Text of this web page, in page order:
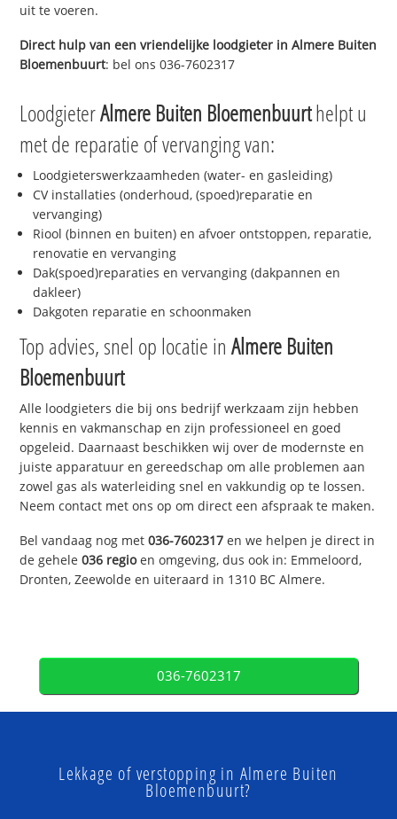
uit te voeren.
Direct hulp van een vriendelijke loodgieter inAlmere Buiten
Bloemenbuurt: bel ons 036-7602317
LoodgieterAlmere Buiten Bloemenbuurthelpt u
met de reparatie of vervanging van:
Loodgieterswerkzaamheden (water- en gasleiding)
CV installaties (onderhoud, (spoed)reparatie en
vervanging)
Riool (binnen en buiten) en afvoer ontstoppen, reparatie,
renovatie en vervanging
Dak(spoed)reparaties en vervanging (dakpannen en
dakleer)
Dakgoten reparatie en schoonmaken
Top advies, snel op locatie inAlmere Buiten
Bloemenbuurt
Alle loodgieters die bij ons bedrijf werkzaam zijn hebben
kennis en vakmanschap en zijn professioneel en goed
opgeleid. Daarnaast beschikken wij over de modernste en
juiste apparatuur en gereedschap om alle problemen aan
zowel gas als waterleiding snel en vakkundig op te lossen.
Neem contact met ons op om direct een afspraak te maken.
Bel vandaag nog met036-7602317 en we helpen je direct in
de gehele036 regioen omgeving, dus ook in: Emmeloord,
Dronten, Zeewolde en uiteraard in 1310 BC Almere.
036-7602317
Lekkage of verstopping in Almere Buiten
Bloemenbuurt?